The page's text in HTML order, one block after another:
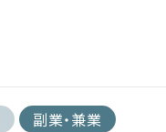
副業・兼業